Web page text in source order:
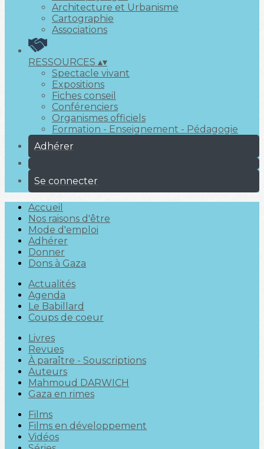
Architecture et Urbanisme
Cartographie
Associations
RESSOURCES ▴▾
Spectacle vivant
Expositions
Fiches conseil
Conférenciers
Organismes officiels
Formation - Enseignement - Pédagogie
Adhérer
Se connecter
Accueil
Nos raisons d'être
Mode d'emploi
Adhérer
Donner
Dons à Gaza
Actualités
Agenda
Le Babillard
Coups de coeur
Livres
Revues
À paraître - Souscriptions
Auteurs
Mahmoud DARWICH
Gaza en rimes
Films
Films en développement
Vidéos